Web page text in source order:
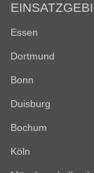
Essen
Dortmund
Bonn
Duisburg
Bochum
Köln